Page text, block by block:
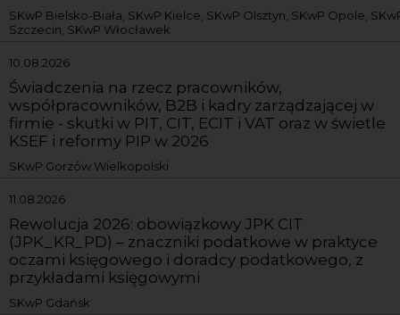
SKwP Bielsko-Biała, SKwP Kielce, SKwP Olsztyn, SKwP Opole,
Szczecin, SKwP Włocławek
10.08.2026
Świadczenia na rzecz pracowników,
współpracowników, B2B i kadry zarządzającej w
firmie - skutki w PIT, CIT, ECIT i VAT oraz w świetle
KSEF i reformy PIP w 2026
SKwP Gorzów Wielkopolski
11.08.2026
Rewolucja 2026: obowiązkowy JPK CIT
(JPK_KR_PD) – znaczniki podatkowe w praktyce
oczami księgowego i doradcy podatkowego, z
przykładami księgowymi
SKwP Gdańsk